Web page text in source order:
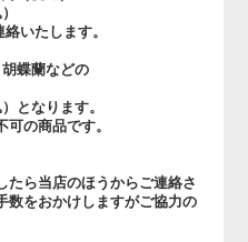
いたします。
蝶蘭などの
となります。
の商品です。
たら当店のほうからご連絡さ
数をおかけしますがご協力の